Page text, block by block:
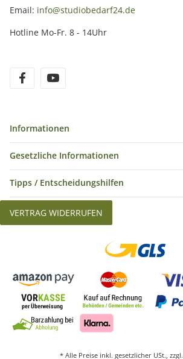
Email: info@studiobedarf24.de
Hotline Mo-Fr. 8 - 14Uhr
Informationen
Gesetzliche Informationen
Tipps / Entscheidungshilfen
VERTRAG WIDERRUFEN
* Alle Preise inkl. gesetzlicher USt., zzgl.